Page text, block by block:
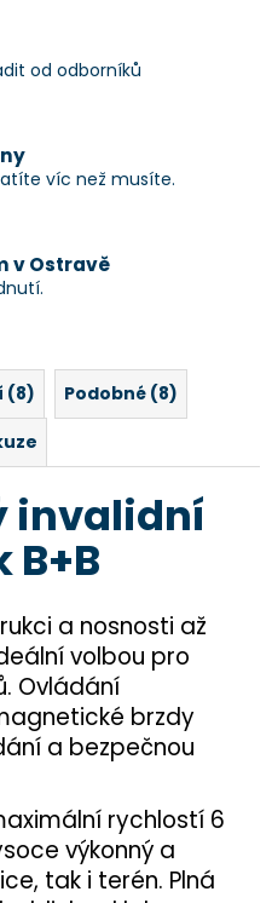
od odborníků
víc než musíte.
v Ostravě
(8)
Podobné (8)
invalidní
B+B
a nosnosti až
volbou pro
Ovládání
brzdy
a bezpečnou
rychlostí 6
výkonný a
tak i terén. Plná